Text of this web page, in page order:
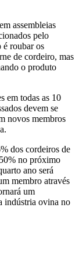
assembleias
pelo
é roubar os
de cordeiro, mas
o produto
em todas as 10
devem se
novos membros
dos cordeiros de
no próximo
ano será
membro através
um
indústria ovina no